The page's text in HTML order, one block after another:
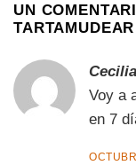
UN
Voy a
en 7